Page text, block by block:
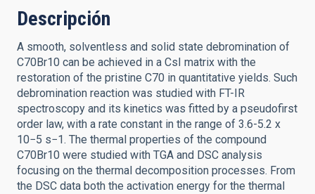
Descripción
A smooth, solventless and solid state debromination of
C70Br10 can be achieved in a CsI matrix with the
restoration of the pristine C70 in quantitative yields. Such
debromination reaction was studied with FT-IR
spectroscopy and its kinetics was fitted by a pseudofirst
order law, with a rate constant in the range of 3.6-5.2 x
10−5 s−1. The thermal properties of the compound
C70Br10 were studied with TGA and DSC analysis
focusing on the thermal decomposition processes. From
the DSC data both the activation energy for the thermal